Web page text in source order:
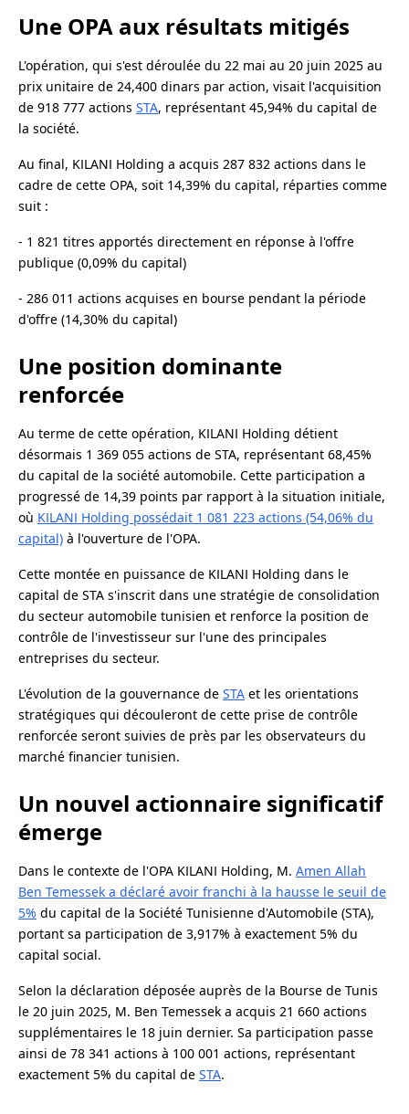
Une OPA aux résultats mitigés
L'opération, qui s'est déroulée du 22 mai au 20 juin 2025 au
prix unitaire de 24,400 dinars par action, visait l'acquisition
de 918 777 actions STA, représentant 45,94% du capital de
la société.
Au final, KILANI Holding a acquis 287 832 actions dans le
cadre de cette OPA, soit 14,39% du capital, réparties comme
suit :
- 1 821 titres apportés directement en réponse à l'offre
publique (0,09% du capital)
- 286 011 actions acquises en bourse pendant la période
d'offre (14,30% du capital)
Une position dominante
renforcée
Au terme de cette opération, KILANI Holding détient
désormais 1 369 055 actions de STA, représentant 68,45%
du capital de la société automobile. Cette participation a
progressé de 14,39 points par rapport à la situation initiale,
où KILANI Holding possédait 1 081 223 actions (54,06% du
capital) à l'ouverture de l'OPA.
Cette montée en puissance de KILANI Holding dans le
capital de STA s'inscrit dans une stratégie de consolidation
du secteur automobile tunisien et renforce la position de
contrôle de l'investisseur sur l'une des principales
entreprises du secteur.
L'évolution de la gouvernance de STA et les orientations
stratégiques qui découleront de cette prise de contrôle
renforcée seront suivies de près par les observateurs du
marché financier tunisien.
Un nouvel actionnaire significatif
émerge
Dans le contexte de l'OPA KILANI Holding, M. Amen Allah
Ben Temessek a déclaré avoir franchi à la hausse le seuil de
5% du capital de la Société Tunisienne d'Automobile (STA),
portant sa participation de 3,917% à exactement 5% du
capital social.
Selon la déclaration déposée auprès de la Bourse de Tunis
le 20 juin 2025, M. Ben Temessek a acquis 21 660 actions
supplémentaires le 18 juin dernier. Sa participation passe
ainsi de 78 341 actions à 100 001 actions, représentant
exactement 5% du capital de STA.